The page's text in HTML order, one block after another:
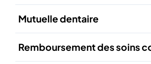
Mutuelle dentaire
Remboursement des soins